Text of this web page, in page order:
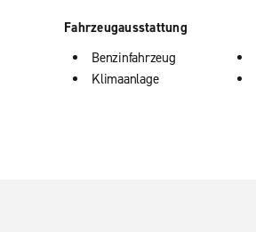
Fahrzeugausstattung
Benzinfahrzeug
Klimaanlage